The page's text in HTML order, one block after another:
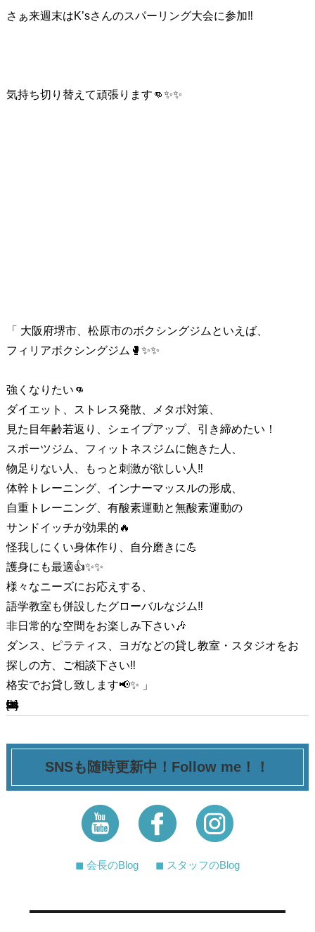
さぁ来週末はK’sさんのスパーリング大会に参加‼
気持ち切り替えて頑張ります👊✨✨
「 大阪府堺市、松原市のボクシングジムといえば、
フィリアボクシングジム🥊✨✨
強くなりたい👊
ダイエット、ストレス発散、メタボ対策、
見た目年齢若返り、シェイプアップ、引き締めたい！
スポーツジム、フィットネスジムに飽きた人、
物足りない人、もっと刺激が欲しい人‼️
体幹トレーニング、インナーマッスルの形成、
自重トレーニング、有酸素運動と無酸素運動の
サンドイッチが効果的🔥
怪我しにくい身体作り、自分磨きに💪
護身にも最適👍✨✨
様々なニーズにお応えする、
語学教室も併設したグローバルなジム‼
非日常的な空間をお楽しみ下さい🎶
ダンス、ピラティス、ヨガなどの貸し教室・スタジオをお
探しの方、ご相談下さい‼️
格安でお貸し致します📢✨ 」
[ssba-buttons]
SNSも随時更新中！Follow me！！
◼︎ 会長のBlog ◼︎ スタッフのBlog